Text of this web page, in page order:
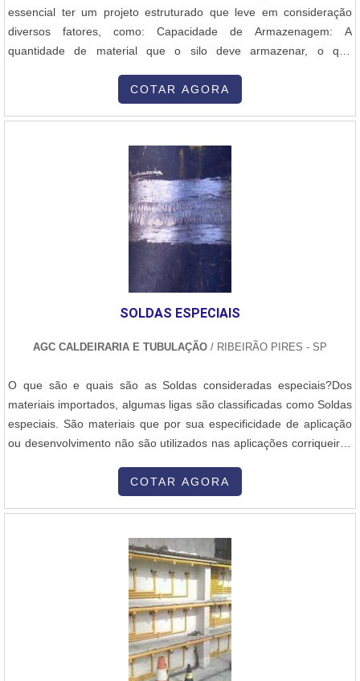
essencial ter um projeto estruturado que leve em consideração
diversos fatores, como: Capacidade de Armazenagem: A
quantidade de material que o silo deve armazenar, o que
Tipo de Material Armazenado: Diferentes tipos de materiais podem
exigir silos com características específicas, como resistência à
Pressão: Os silos são projetados para suportar a pressão interna
do material armazenado. Isso envolve cálculos estruturais para
garantir que as paredes e a base suportem a carga com
técnicas de segurança, como as normas NR-12, ABNT NBR 15544
(silos metálicos) e normas internacionais de construção de silos e
aço carbono, geralmente utilizado para a fabricação de silos, é
de aço carbono utilizados são os aços de baixo carbono (Aço
1020) e aços de médio carbono (Aço 1045), que apresentam boa
adquirida em grandes dimensões e, muitas vezes, passa por
tratamentos adicionais como: Corte e dimensionamento: As chapas
de aço são cortadas conforme as dimensões especificadas no
projeto do silo. Tratamento anticorrosivo: Pode ser aplicada uma
galvanização, para aumentar a durabilidade do silo, especialmente
em ambientes agressivos. 3. Corte e Conformação das Chapas de
Aço Após a seleção e preparação do material, as chapas de aço
do projeto. Os processos mais comuns incluem: Corte a plasma ou
laser: Para obter cortes precisos nas chapas de aço. Dobragem e
curvamento: Para criar as formas curvas necessárias para as
paredes laterais do silo. Em muitos casos, as chapas são dobradas
a frio ou moldadas por máquinas especiais. Conformação de peças
auxiliares: As peças adicionais, como bases, tampas e anéis de
reforço, também são cortadas e conformadas. 4. Soldagem A
COTAR AGORA
SOLDAS ESPECIAIS
AGC CALDEIRARIA E TUBULAÇÃO / RIBEIRÃO PIRES - SP
O que são e quais são as Soldas consideradas especiais?Dos
materiais importados, algumas ligas são classificadas como Soldas
especiais. São materiais que por sua especificidade de aplicação
ou desenvolvimento não são utilizados nas aplicações corriqueiras
condições extremas de trabalho. Veja abaixo alguns exemplos:-
COTAR AGORA